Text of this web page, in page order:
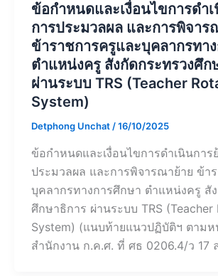
ข้อกำหนดและเงื่อนไขการดำ
การประมวลผล และการพิจาร
ข้าราชการครูและบุคลากรทา
ตำแหน่งครู สังกัดกระทรวงศึก
ผ่านระบบ TRS (Teacher
System)
Detphong Unchat/16/10/2025
ข้อกำหนดและเงื่อนไขการดำเนินการ
ประมวลผล และการพิจารณาย้าย ข้า
บุคลากรทางการศึกษา ตำแหน่งครู สั
ศึกษาธิการ ผ่านระบบ TRS (Teacher
System) (แนบท้ายแนวปฏิบัติฯ ตามห
สำนักงาน ก.ค.ศ. ที่ ศธ 0206.4/ว 17